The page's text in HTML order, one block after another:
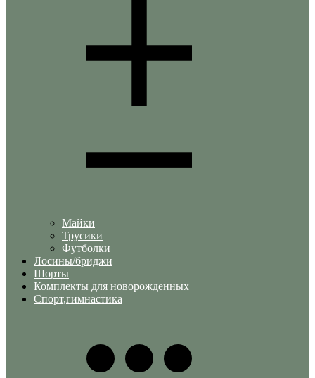
Майки
Трусики
Футболки
Лосины/бриджи
Шорты
Комплекты для новорожденных
Спорт,гимнастика